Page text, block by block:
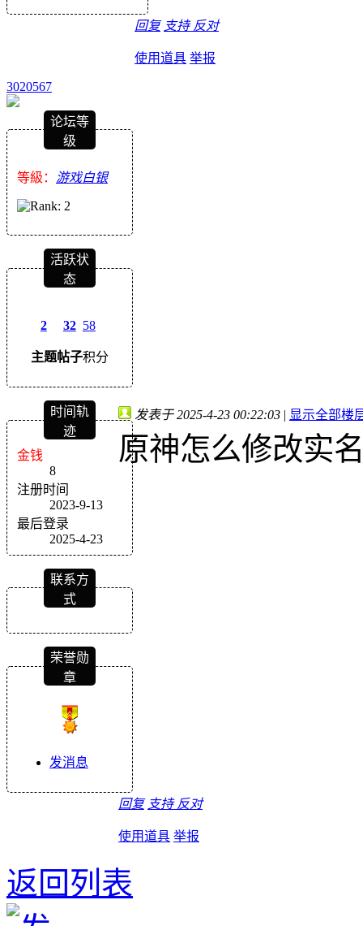
回复 支持 反对
使用道具 举报
3020567
论坛等
级
等級： 游戏白银
活跃状
态
2
主题
32
帖子
58
积分
时间轨
迹
金钱
8
注册时间
2023-9-13
最后登录
2025-4-23
联系方
式
荣誉勋
章
发消息
发表于 2025-4-23 00:22:03 | 显示全部楼
原神怎么修改实
回复 支持 反对
使用道具 举报
返回列表